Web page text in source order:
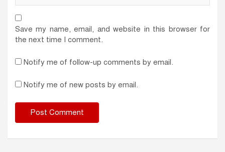
Save my name, email, and website in this browser for
the next time I comment.
Notify me of follow-up comments by email.
Notify me of new posts by email.